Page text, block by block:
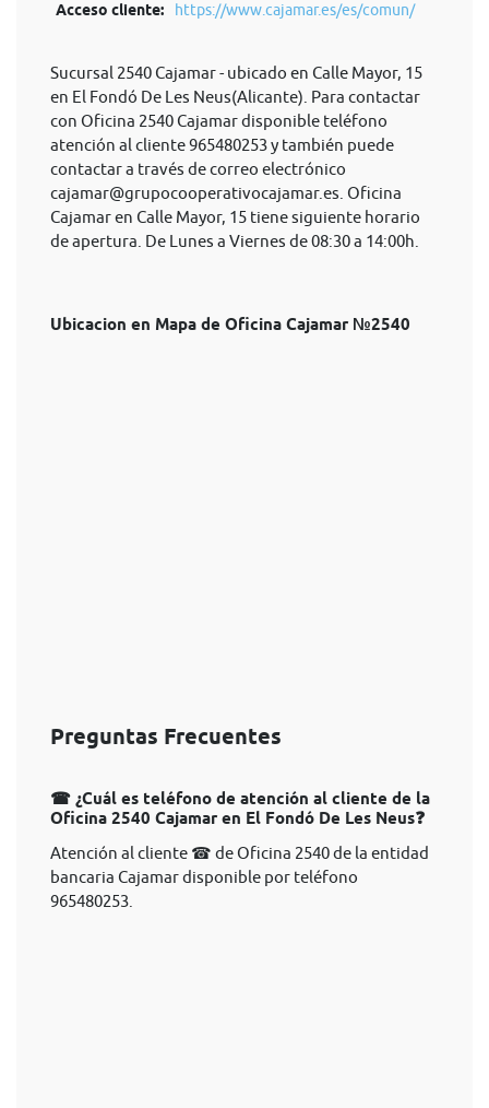
Acceso cliente: https://www.cajamar.es/es/comun/
Sucursal 2540 Cajamar - ubicado en Calle Mayor, 15
en El Fondó De Les Neus(Alicante). Para contactar
con Oficina 2540 Cajamar disponible teléfono
atención al cliente 965480253 y también puede
contactar a través de correo electrónico
cajamar@grupocooperativocajamar.es . Oficina
Cajamar en Calle Mayor, 15 tiene siguiente horario
de apertura. De Lunes a Viernes de 08:30 a 14:00h.
Ubicacion en Mapa de Oficina Cajamar №2540
Preguntas Frecuentes
☎ ¿Cuál es teléfono de atención al cliente de la
Oficina 2540 Cajamar en El Fondó De Les Neus❓
Atención al cliente ☎ de Oficina 2540 de la entidad
bancaria Cajamar disponible por teléfono
965480253.